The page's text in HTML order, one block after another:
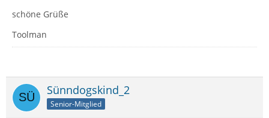
schöne Grüße
Toolman
Sünndogskind_2
Senior-Mitglied